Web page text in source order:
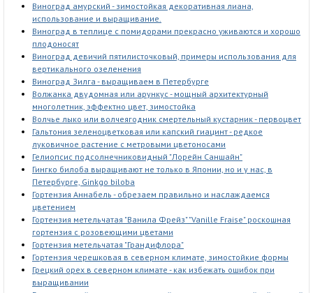
Виноград амурский - зимостойкая декоративная лиана,
использование и выращивание.
Виноград в теплице с помидорами прекрасно уживаются и хорошо
плодоносят
Виноград девичий пятилисточковый, примеры использования для
вертикального озеленения
Виноград Зилга - выращиваем в Петербурге
Волжанка двудомная или арункус - мощный архитектурный
многолетник, эффектно цвет, зимостойка
Волчье лыко или волчеягодник смертельный кустарник - первоцвет
Гальтония зеленоцветковая или капский гиацинт - редкое
луковичное растение с метровыми цветоносами
Гелиопсис подсолнечниковидный "Лорейн Саншайн"
Гингко билоба выращивают не только в Японии, но и у нас, в
Петербурге, Ginkgo biloba
Гортензия Аннабель - обрезаем правильно и наслаждаемся
цветением
Гортензия метельчатая "Ванила Фрейз" "Vanille Fraise" роскошная
гортензия с розовеющими цветами
Гортензия метельчатая "Грандифлора"
Гортензия черешковая в северном климате, зимостойкие формы
Грецкий орех в северном климате - как избежать ошибок при
выращивании